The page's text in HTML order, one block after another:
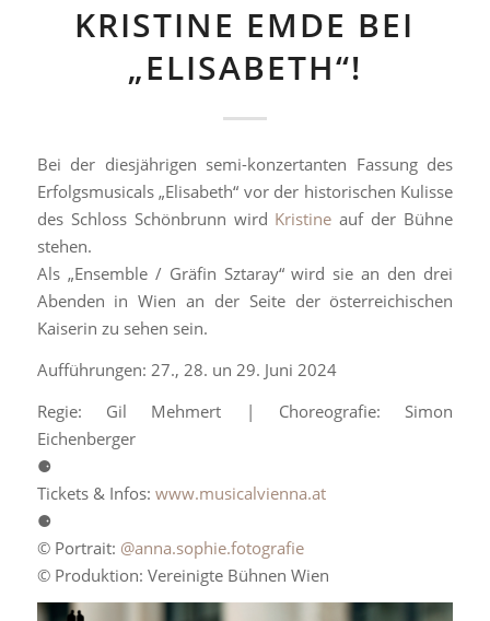
KRISTINE EMDE BEI
„ELISABETH“!
Bei der diesjährigen semi-konzertanten Fassung des
Erfolgsmusicals „Elisabeth“ vor der historischen Kulisse
des Schloss Schönbrunn wird Kristine auf der Bühne
stehen.
Als „Ensemble / Gräfin Sztaray“ wird sie an den drei
Abenden in Wien an der Seite der österreichischen
Kaiserin zu sehen sein.
Aufführungen: 27., 28. un 29. Juni 2024
Regie: Gil Mehmert | Choreografie: Simon
Eichenberger
⚈
Tickets & Infos: www.musicalvienna.at
⚈
© Portrait: @anna.sophie.fotografie
© Produktion: Vereinigte Bühnen Wien